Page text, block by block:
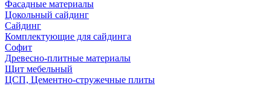
Фасадные материалы
Цокольный сайдинг
Сайдинг
Комплектующие для сайдинга
Софит
Древесно-плитные материалы
Щит мебельный
ЦСП, Цементно-стружечные плиты